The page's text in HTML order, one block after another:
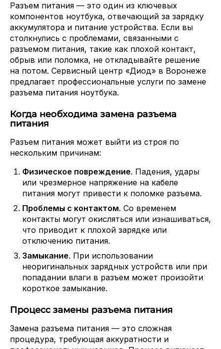
Разъем питания — это один из ключевых
компонентов ноутбука, отвечающий за зарядку
аккумулятора и питание устройства. Если вы
столкнулись с проблемами, связанными с
разъемом питания, такие как плохой контакт,
обрыв или поломка, не откладывайте решение
на потом. Сервисный центр «Диод» в Воронеже
предлагает профессиональные услуги по замене
разъема питания ноутбука.
Когда необходима замена разъема
питания
Разъем питания может выйти из строя по
нескольким причинам:
Физическое повреждение. Падения, удары
или чрезмерное напряжение на кабеле
питания могут привести к поломке разъема.
Проблемы с контактом. Со временем
контакты могут окисляться или изнашиваться,
что приводит к плохой зарядке или
отключению питания.
Замыкание. При использовании
неоригинальных зарядных устройств или при
попадании влаги в разъем может произойти
короткое замыкание.
Процесс замены разъема питания
Замена разъема питания — это сложная
процедура, требующая аккуратности и